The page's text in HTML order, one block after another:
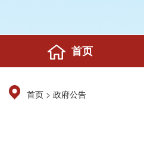
首页
首页 > 政府公告